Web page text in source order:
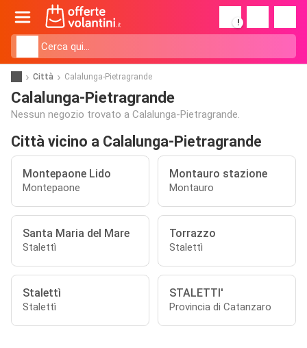
!
Città Calalunga-Pietragrande
Calalunga-Pietragrande
Nessun negozio trovato a Calalunga-Pietragrande.
Città vicino a Calalunga-Pietragrande
Montepaone Lido
Montepaone
Montauro stazione
Montauro
Santa Maria del Mare
Stalettì
Torrazzo
Stalettì
Stalettì
Stalettì
STALETTI'
Provincia di Catanzaro